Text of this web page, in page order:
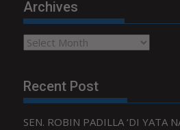
Archives
Archives
Recent Post
SEN. ROBIN PADILLA ‘DI YATA